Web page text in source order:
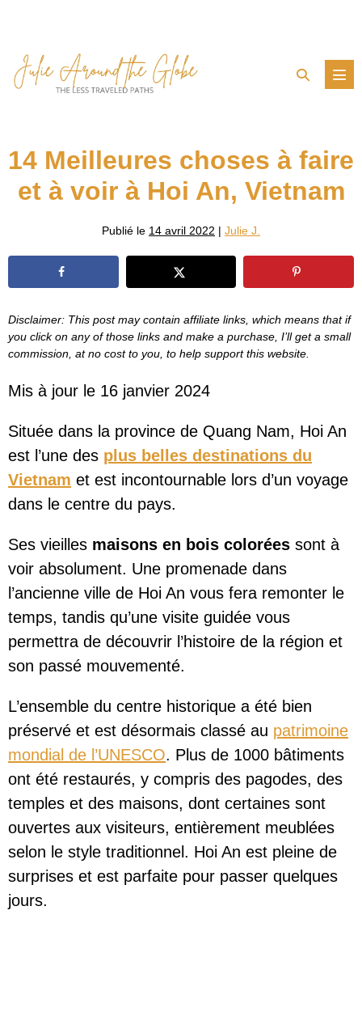
contenu
Basculer
14 Meilleures choses à faire
et à voir à Hoi An, Vietnam
Publié le 14 avril 2022 | Julie J.
Disclaimer: This post may contain affiliate links, which means that if
you click on any of those links and make a purchase, I’ll get a small
commission, at no cost to you, to help support this website.
Mis à jour le 16 janvier 2024
Située dans la province de Quang Nam, Hoi An
est l’une des plus belles destinations du
Vietnam et est incontournable lors d’un voyage
dans le centre du pays.
Ses vieilles maisons en bois colorées sont à
voir absolument. Une promenade dans
l’ancienne ville de Hoi An vous fera remonter le
temps, tandis qu’une visite guidée vous
permettra de découvrir l’histoire de la région et
son passé mouvementé.
L’ensemble du centre historique a été bien
préservé et est désormais classé au patrimoine
mondial de l’UNESCO. Plus de 1000 bâtiments
ont été restaurés, y compris des pagodes, des
temples et des maisons, dont certaines sont
ouvertes aux visiteurs, entièrement meublées
selon le style traditionnel. Hoi An est pleine de
surprises et est parfaite pour passer quelques
jours.